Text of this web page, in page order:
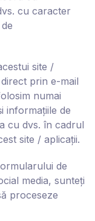
cu caracter
site /
prin e-mail
numai
informațiile de
cu dvs. în cadrul
site / aplicații.
de
media, sunteți
proceseze